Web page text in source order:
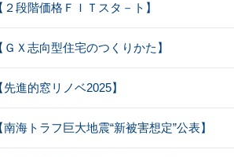
段階価格ＦＩＴスタ－ト】
Ｘ志向型住宅のつくりかた】
進的窓リノベ2025】
海トラフ巨大地震“新被害想定”公表】